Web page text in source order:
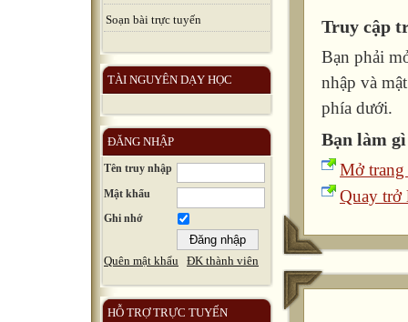
Soạn bài trực tuyến
TÀI NGUYÊN DẠY HỌC
ĐĂNG NHẬP
Tên truy nhập
Mật khẩu
Ghi nhớ
Quên mật khẩu ĐK thành viên
HỖ TRỢ TRỰC TUYẾN
Truy cập
Bạn phải
nhập và
phía dưới.
Bạn làm
Mở trang
Quay trở